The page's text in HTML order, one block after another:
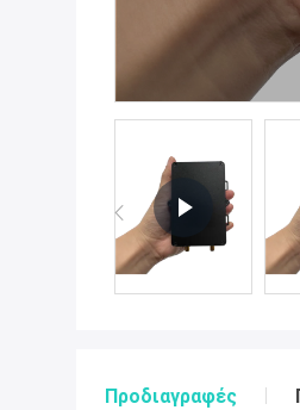
Προδιαγραφές